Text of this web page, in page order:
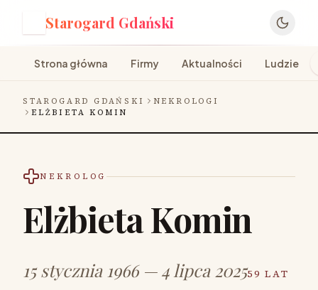
Starogard Gdański
Strona główna Firmy Aktualności Ludzie
STAROGARD GDAŃSKI
NEKROLOGI
ELŻBIETA KOMIN
NEKROLOG
Elżbieta Komin
15 stycznia 1966 — 4 lipca 202559 LAT